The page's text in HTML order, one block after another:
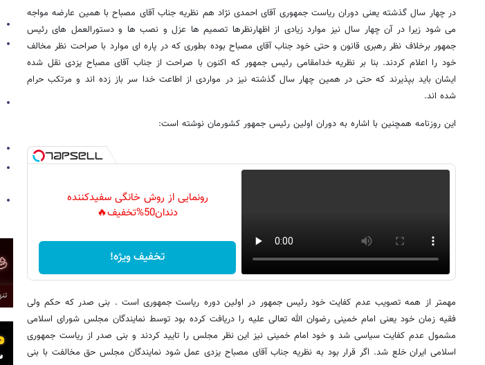
در چهار سال گذشته یعنی دوران ریاست جمهوری آقای احمدی نژاد هم نظریه جناب آقای مصباح با همین عارضه مواجه
می شود زیرا در آن چهار سال نیز موارد زیادی از اظهارنظرها تصمیم ها عزل و نصب ها و دستورالعمل های رئیس
جمهور برخلاف نظر رهبری قانون و حتی خود جناب آقای مصباح بوده بطوری که در پاره ای موارد با صراحت نظر مخالف
خود را اعلام کردند. بنا بر نظریه خدامقامی رئیس جمهور که اکنون با صراحت از جناب آقای مصباح یزدی نقل شده
ایشان باید بپذیرند که حتی در همین چهار سال گذشته نیز در مواردی از اطاعت خدا سر باز زده اند و مرتکب حرام
شده اند.
این روزنامه همچنین با اشاره به دوران اولین رئیس جمهور کشورمان نوشته است:
رونمایی از روش خانگی سفیدکننده
دندان50%تخفیف🔥
تخفیف ویژه!
مهمتر از همه تصویب عدم کفایت خود رئیس جمهور در اولین دوره ریاست جمهوری است . بنی صدر که حکم ولی
فقیه زمان خود یعنی امام خمینی رضوان الله تعالی علیه را دریافت کرده بود توسط نمایندگان مجلس شورای اسلامی
مشمول عدم کفایت سیاسی شد و خود امام خمینی نیز این نظر مجلس را تایید کردند و بنی صدر از ریاست جمهوری
اسلامی ایران خلع شد. اگر قرار بود به نظریه جناب آقای مصباح یزدی عمل شود نمایندگان مجلس حق مخالفت با بنی